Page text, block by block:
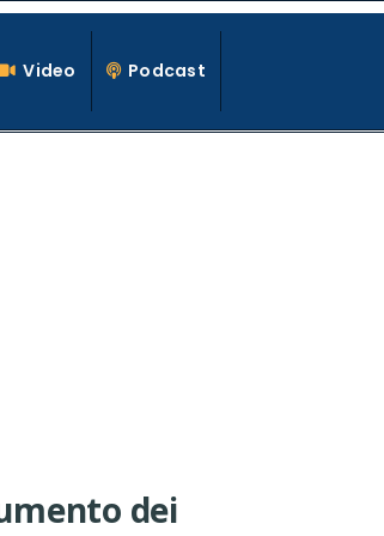
Video Podcast
dei